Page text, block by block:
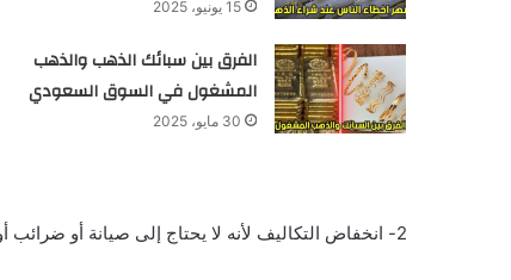
15 يونيو، 2025
الفرق بين سبائك الذهب والذهب
المشغول في السوق السعودي
30 مايو، 2025
2- انخفاض التكاليف لأنه لا يحتاج إلى صيانة أو ضرائب أو رسوم ملكية